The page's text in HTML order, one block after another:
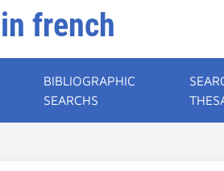
french
BIBLIOGRAPHIC
SEARCHS